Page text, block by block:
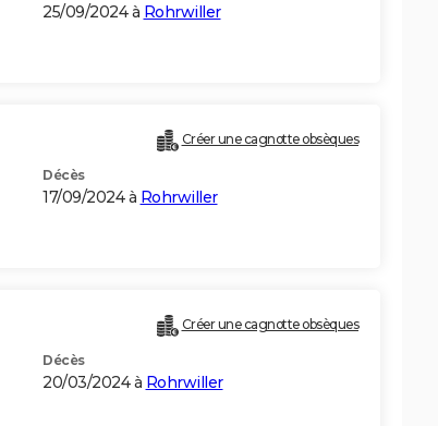
25/09/2024 à Rohrwiller
Créer une cagnotte obsèques
Décès
17/09/2024 à Rohrwiller
Créer une cagnotte obsèques
Décès
20/03/2024 à Rohrwiller